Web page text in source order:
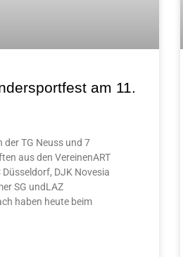
am 11.
TG Neuss und 7
aus den VereinenART
Düsseldorf, DJK Novesia
SG undLAZ
haben heute beim